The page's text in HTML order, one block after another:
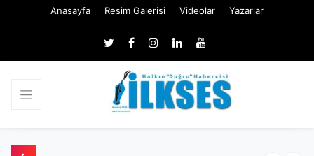
Anasayfa Resim Galerisi Videolar Yazarlar